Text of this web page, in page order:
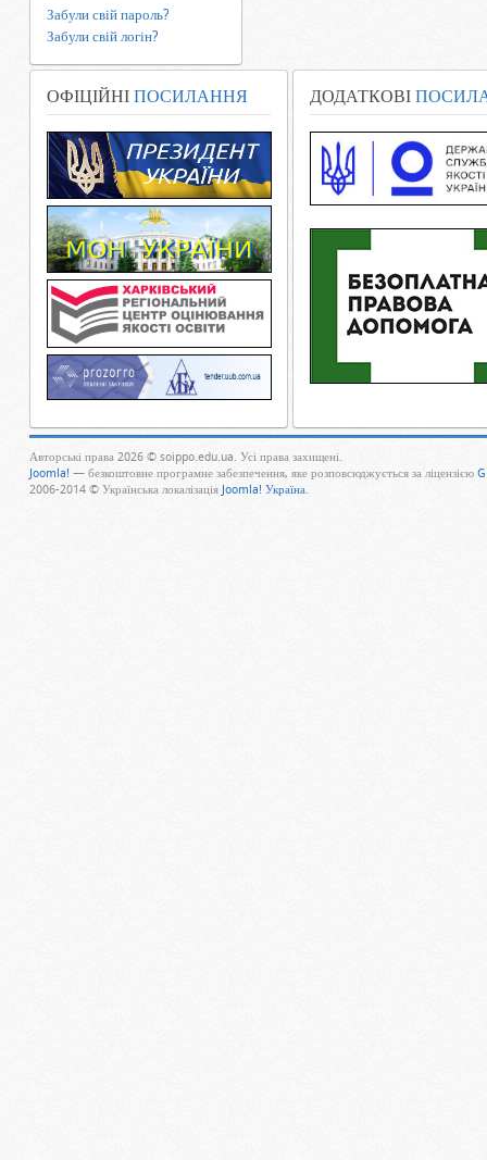
Забули свій пароль?
Забули свій логін?
ОФІЦІЙНІ ПОСИЛАННЯ ДОДАТКОВІ
Авторські права 2026 © soippo.edu.ua. Усі права захищені.
Joomla! — безкоштовне програмне забезпечення, яке розповсюджується за ліцензією
2006-2014 © Українська локалізація Joomla! Україна.